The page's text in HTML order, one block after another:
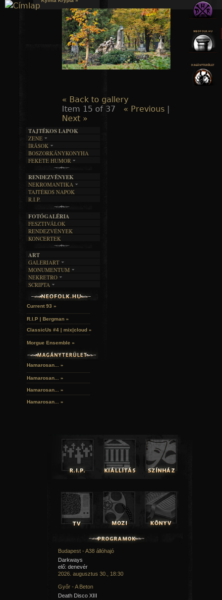
Jump to navigation
« Back to gallery
Item 15 of 37
« Previous
Next »
TAJTÉKOS LAPOK
ZENE
EGYÜTTESEK
INTERJÚK
FORDÍTÁSOK
DALSZÖVEGEK
ÍRÁSOK
IRODALOM
FILM
MŰVÉSZET
ÍRÁSTÖRTÉNET
BOSZORKÁNYKONYHA
FEKETE HUMOR
SZÖVEGES
RENDEZVÉNYEK
NEKROMANTIKA
AKTUÁLIS
A MÚLT
TAJTÉKOS NAPOK
R.I.P.
FOTÓGALÉRIA
FESZTIVÁLOK
RENDEZVÉNYEK
KONCERTEK
ART
GALERIART
ARTGALERI
KÉPREGÉNYEK
LAKÁSKULTS
MONUMENTUM
TEMETŐK
TEMPLOMOK
VÁRAK
HELYEK
NEKRETRO
SZUBKULT
FEKETE LYUK
RELIKVIÁK
SCRIPTA
NOVELLÁK
Current 93 »
R.I.P | Bergman »
ClassicUs #4 | mix|cloud »
Morgue Ensemble »
Hamarosan... »
Hamarosan... »
Hamarosan... »
Hamarosan... »
Budapest - A38 állóhajó
Darkways
elő: denevér
2026. augusztus 30., 18:30
Győr - A Beton
Death Disco XIII